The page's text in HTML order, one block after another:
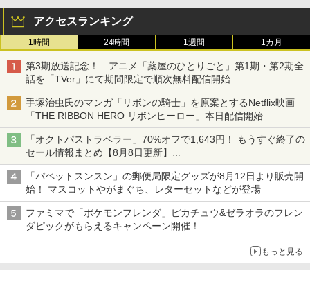
アクセスランキング
1時間 24時間 1週間 1カ月
第3期放送記念！ アニメ「薬屋のひとりごと」第1期・第2期全
話を「TVer」にて期間限定で順次無料配信開始
手塚治虫氏のマンガ「リボンの騎士」を原案とするNetflix映画
「THE RIBBON HERO リボンヒーロー」本日配信開始
「オクトパストラベラー」70%オフで1,643円！ もうすぐ終了の
セール情報まとめ【8月8日更新】
ニンテンドーeショップでは「大神 絶景版」が67%オフで990円
「パペットスンスン」の郵便局限定グッズが8月12日より販売開
始！ マスコットやがまぐち、レターセットなどが登場
ファミマで「ポケモンフレンダ」ピカチュウ&ゼラオラのフレン
ダピックがもらえるキャンペーン開催！
もっと見る